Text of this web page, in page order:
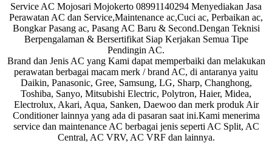
Service AC Mojosari Mojokerto 08991140294 Menyediakan Jasa
Perawatan AC dan Service,Maintenance ac,Cuci ac, Perbaikan ac,
Bongkar Pasang ac, Pasang AC Baru & Second.Dengan Teknisi
Berpengalaman & Bersertifikat Siap Kerjakan Semua Tipe
Pendingin AC.
Brand dan Jenis AC yang Kami dapat memperbaiki dan melakukan
perawatan berbagai macam merk / brand AC, di antaranya yaitu
Daikin, Panasonic, Gree, Samsung, LG, Sharp, Changhong,
Toshiba, Sanyo, Mitsubishi Electric, Polytron, Haier, Midea,
Electrolux, Akari, Aqua, Sanken, Daewoo dan merk produk Air
Conditioner lainnya yang ada di pasaran saat ini.Kami menerima
service dan maintenance AC berbagai jenis seperti AC Split, AC
Central, AC VRV, AC VRF dan lainnya.